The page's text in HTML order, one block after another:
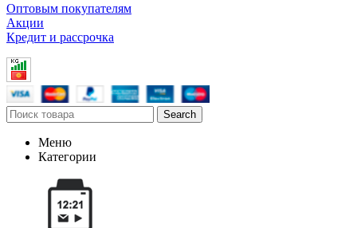
Оптовым покупателям
Акции
Кредит и рассрочка
Search
Меню
Категории